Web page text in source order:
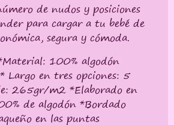
de nudos y posiciones
para cargar a tu bebé de
segura y cómoda.
100% algodón
Largo en tres opciones: 5
265gr/m2 *Elaborado en
de algodón *Bordado
en las puntas